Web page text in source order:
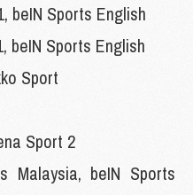
beIN Sports English
beIN Sports English
Sport
Sport 2
Malaysia, beIN Sports